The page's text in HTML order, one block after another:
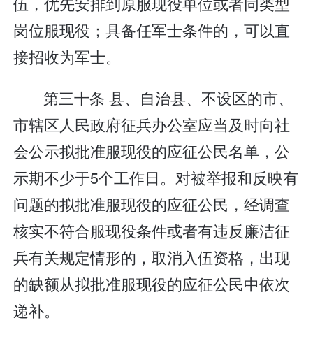
岗位服现役；具备任军士条件的，可以直
接招收为军士。
第三十条 县、自治县、不设区的市、
市辖区人民政府征兵办公室应当及时向社
会公示拟批准服现役的应征公民名单，公
示期不少于5个工作日。对被举报和反映有
问题的拟批准服现役的应征公民，经调查
核实不符合服现役条件或者有违反廉洁征
兵有关规定情形的，取消入伍资格，出现
的缺额从拟批准服现役的应征公民中依次
递补。